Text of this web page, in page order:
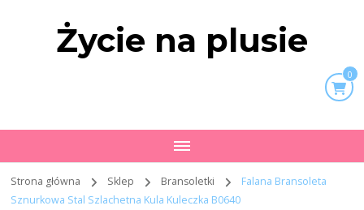
Życie na plusie
0
Strona główna Sklep Bransoletki
Falana Bransoleta
Sznurkowa Stal Szlachetna Kula Kuleczka B0640